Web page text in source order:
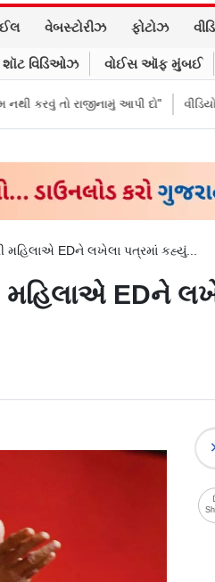
વેબસ્ટોરીઝ ફોટોઝ
શૉટ વિડિઓઝ વોઈસ ઑફ મુંબઈ
દો" વીડિયો કૉલ પર પિતાના અંતિમ
મહિલાએ EDને લખેલા પત્રમાં કહ્યું...
મહિલાએ EDને